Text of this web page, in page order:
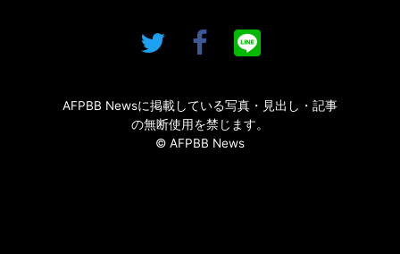
AFPBB Newsに掲載している写真・見出し・記事
の無断使用を禁じます。
© AFPBB News